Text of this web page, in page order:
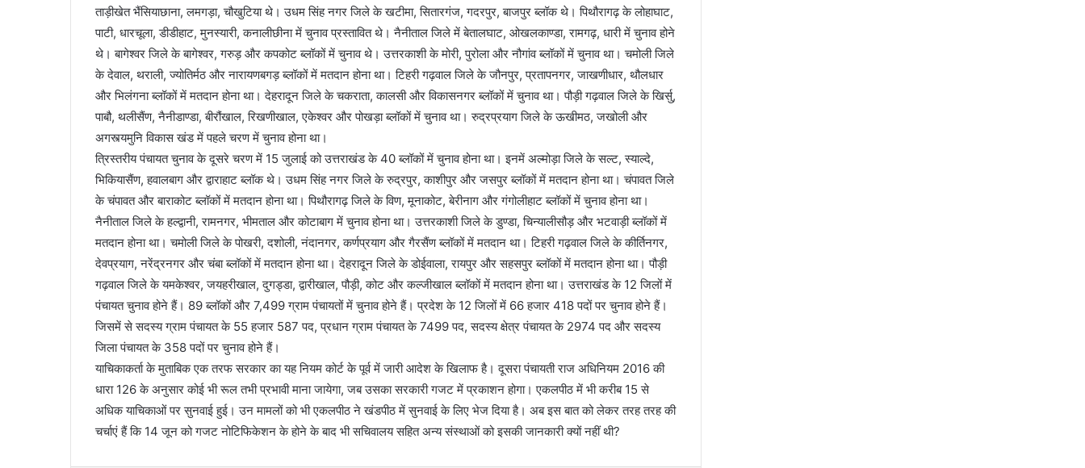
ताड़ीखेत भैंसियाछाना, लमगड़ा, चौखुटिया थे। उधम सिंह नगर जिले के खटीमा, सितारगंज, गदरपुर, बाजपुर ब्लॉक थे। पिथौरागढ़ के लोहाघाट,
पाटी, धारचूला, डीडीहाट, मुनस्यारी, कनालीछीना में चुनाव प्रस्तावित थे। नैनीताल जिले में बेतालघाट, ओखलकाण्डा, रामगढ़, धारी में चुनाव होने
थे। बागेश्वर जिले के बागेश्वर, गरुड़ और कपकोट ब्लॉकों में चुनाव थे। उत्तरकाशी के मोरी, पुरोला और नौगांव ब्लॉकों में चुनाव था। चमोली जिले
के देवाल, थराली, ज्योतिर्मठ और नारायणबगड़ ब्लॉकों में मतदान होना था। टिहरी गढ़वाल जिले के जौनपुर, प्रतापनगर, जाखणीधार, थौलधार
और भिलंगना ब्लॉकों में मतदान होना था। देहरादून जिले के चकराता, कालसी और विकासनगर ब्लॉकों में चुनाव था। पौड़ी गढ़वाल जिले के खिर्सु,
पाबौ, थलीसैंण, नैनीडाण्डा, बीरौंखाल, रिखणीखाल, एकेश्वर और पोखड़ा ब्लॉकों में चुनाव था। रुद्रप्रयाग जिले के ऊखीमठ, जखोली और
अगस्त्यमुनि विकास खंड में पहले चरण में चुनाव होना था।
त्रिस्तरीय पंचायत चुनाव के दूसरे चरण में 15 जुलाई को उत्तराखंड के 40 ब्लॉकों में चुनाव होना था। इनमें अल्मोड़ा जिले के सल्ट, स्याल्दे,
भिकियासैंण, हवालबाग और द्वाराहाट ब्लॉक थे। उधम सिंह नगर जिले के रुद्रपुर, काशीपुर और जसपुर ब्लॉकों में मतदान होना था। चंपावत जिले
के चंपावत और बाराकोट ब्लॉकों में मतदान होना था। पिथौरागढ़ जिले के विण, मूनाकोट, बेरीनाग और गंगोलीहाट ब्लॉकों में चुनाव होना था।
नैनीताल जिले के हल्द्वानी, रामनगर, भीमताल और कोटाबाग में चुनाव होना था। उत्तरकाशी जिले के डुण्डा, चिन्यालीसौड़ और भटवाड़ी ब्लॉकों में
मतदान होना था। चमोली जिले के पोखरी, दशोली, नंदानगर, कर्णप्रयाग और गैरसैंण ब्लॉकों में मतदान था। टिहरी गढ़वाल जिले के कीर्तिनगर,
देवप्रयाग, नरेंद्रनगर और चंबा ब्लॉकों में मतदान होना था। देहरादून जिले के डोईवाला, रायपुर और सहसपुर ब्लॉकों में मतदान होना था। पौड़ी
गढ़वाल जिले के यमकेश्वर, जयहरीखाल, दुगड्डा, द्वारीखाल, पौड़ी, कोट और कल्जीखाल ब्लॉकों में मतदान होना था। उत्तराखंड के 12 जिलों में
पंचायत चुनाव होने हैं। 89 ब्लॉकों और 7,499 ग्राम पंचायतों में चुनाव होने हैं। प्रदेश के 12 जिलों में 66 हजार 418 पदों पर चुनाव होने हैं।
जिसमें से सदस्य ग्राम पंचायत के 55 हजार 587 पद, प्रधान ग्राम पंचायत के 7499 पद, सदस्य क्षेत्र पंचायत के 2974 पद और सदस्य
जिला पंचायत के 358 पदों पर चुनाव होने हैं।
याचिकाकर्ता के मुताबिक एक तरफ सरकार का यह नियम कोर्ट के पूर्व में जारी आदेश के खिलाफ है। दूसरा पंचायती राज अधिनियम 2016 की
धारा 126 के अनुसार कोई भी रूल तभी प्रभावी माना जायेगा, जब उसका सरकारी गजट में प्रकाशन होगा। एकलपीठ में भी करीब 15 से
अधिक याचिकाओं पर सुनवाई हुई। उन मामलों को भी एकलपीठ ने खंडपीठ में सुनवाई के लिए भेज दिया है। अब इस बात को लेकर तरह तरह की
चर्चाएं हैं कि 14 जून को गजट नोटिफिकेशन के होने के बाद भी सचिवालय सहित अन्य संस्थाओं को इसकी जानकारी क्यों नहीं थी?